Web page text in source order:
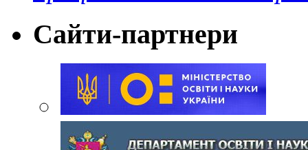
Сайти-партнери